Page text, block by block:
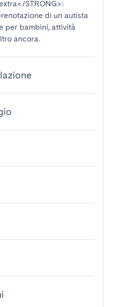
STRONG>:
di un autista
per bambini, attività
ancora.